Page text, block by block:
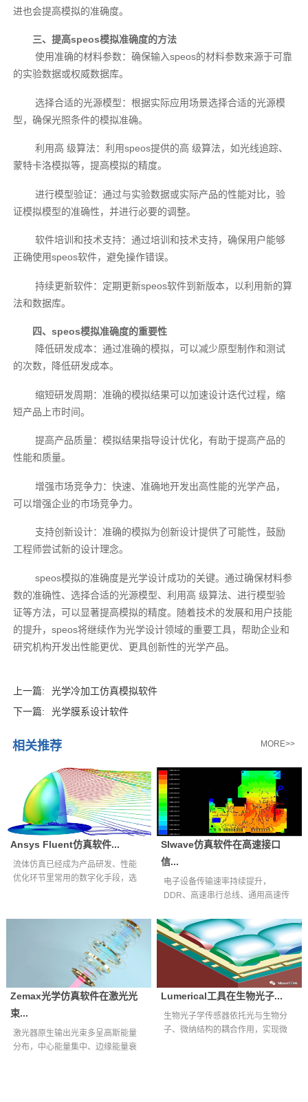
进也会提高模拟的准确度。
三、提高speos模拟准确度的方法
使用准确的材料参数：确保输入speos的材料参数来源于可靠
的实验数据或权威数据库。
选择合适的光源模型：根据实际应用场景选择合适的光源模
型，确保光照条件的模拟准确。
利用高 级算法：利用speos提供的高 级算法，如光线追踪、
蒙特卡洛模拟等，提高模拟的精度。
进行模型验证：通过与实验数据或实际产品的性能对比，验
证模拟模型的准确性，并进行必要的调整。
软件培训和技术支持：通过培训和技术支持，确保用户能够
正确使用speos软件，避免操作错误。
持续更新软件：定期更新speos软件到新版本，以利用新的算
法和数据库。
四、speos模拟准确度的重要性
降低研发成本：通过准确的模拟，可以减少原型制作和测试
的次数，降低研发成本。
缩短研发周期：准确的模拟结果可以加速设计迭代过程，缩
短产品上市时间。
提高产品质量：模拟结果指导设计优化，有助于提高产品的
性能和质量。
增强市场竞争力：快速、准确地开发出高性能的光学产品，
可以增强企业的市场竞争力。
支持创新设计：准确的模拟为创新设计提供了可能性，鼓励
工程师尝试新的设计理念。
speos模拟的准确度是光学设计成功的关键。通过确保材料参
数的准确性、选择合适的光源模型、利用高 级算法、进行模型验
证等方法，可以显著提高模拟的精度。随着技术的发展和用户技能
的提升，speos将继续作为光学设计领域的重要工具，帮助企业和
研究机构开发出性能更优、更具创新性的光学产品。
上一篇:
光学冷加工仿真模拟软件
下一篇:
光学膜系设计软件
相关推荐 MORE>>
Ansys Fluent仿真软件...
流体仿真已经成为产品研发、性能
优化环节里常用的数字化手段，选
SIwave仿真软件在高速接口
信...
电子设备传输速率持续提升，
DDR、高速串行总线、通用高速传
Zemax光学仿真软件在激光光
束...
激光器原生输出光束多呈高斯能量
分布，中心能量集中、边缘能量衰
Lumerical工具在生物光子...
生物光子学传感器依托光与生物分
子、微纳结构的耦合作用，实现微